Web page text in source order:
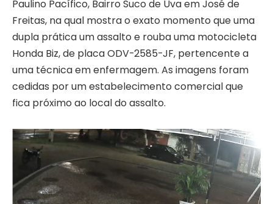
Paulino Pacífico, Bairro Suco de Uva em José de
Freitas, na qual mostra o exato momento que uma
dupla prática um assalto e rouba uma motocicleta
Honda Biz, de placa ODV-2585-JF, pertencente a
uma técnica em enfermagem. As imagens foram
cedidas por um estabelecimento comercial que
fica próximo ao local do assalto.